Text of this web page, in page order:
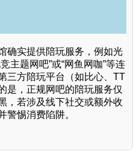
确实提供陪玩服务，例如光
主题网吧”或“网鱼网咖”等连
三方陪玩平台（如比心、TT
是，正规网吧的陪玩服务仅
，若涉及线下社交或额外收
警惕消费陷阱。